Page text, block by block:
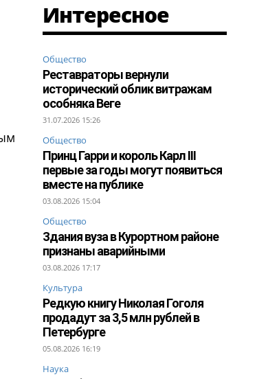
Интересное
Общество
Реставраторы вернули
исторический облик витражам
особняка Веге
31.07.2026 15:26
Общество
Принц Гарри и король Карл III
первые за годы могут появиться
вместе на публике
03.08.2026 15:04
Общество
Здания вуза в Курортном районе
признаны аварийными
03.08.2026 17:17
Культура
Редкую книгу Николая Гоголя
продадут за 3,5 млн рублей в
Петербурге
05.08.2026 16:19
Наука